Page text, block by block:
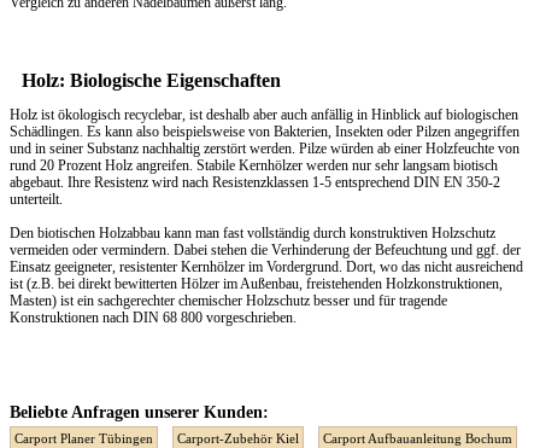
Holz: Biologische Eigenschaften
Holz ist ökologisch recyclebar, ist deshalb aber auch anfällig in Hinblick auf biologischen
Schädlingen. Es kann also beispielsweise von Bakterien, Insekten oder Pilzen angegriffen
und in seiner Substanz nachhaltig zerstört werden. Pilze würden ab einer Holzfeuchte von
rund 20 Prozent Holz angreifen. Stabile Kernhölzer werden nur sehr langsam biotisch
abgebaut. Ihre Resistenz wird nach Resistenzklassen 1-5 entsprechend DIN EN 350-2
unterteilt.
Den biotischen Holzabbau kann man fast vollständig durch konstruktiven Holzschutz
vermeiden oder vermindern. Dabei stehen die Verhinderung der Befeuchtung und ggf. der
Einsatz geeigneter, resistenter Kernhölzer im Vordergrund. Dort, wo das nicht ausreichend
ist (z.B. bei direkt bewitterten Hölzer im Außenbau, freistehenden Holzkonstruktionen,
Masten) ist ein sachgerechter chemischer Holzschutz besser und für tragende
Konstruktionen nach DIN 68 800 vorgeschrieben.
Beliebte Anfragen unserer Kunden:
Carport Planer Tübingen Carport-Zubehör Kiel Carport Aufbauanleitung Bochum